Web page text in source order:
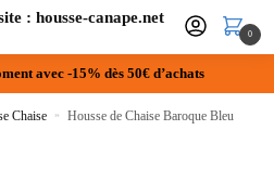
0
avec -15% dès 50€ d’achats
Chaise » Housse de Chaise Baroque Bleu